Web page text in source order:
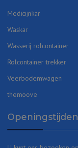
Medicijnkar
Waskar
Wasserij rolcontainer
Rolcontainer trekker
Veerbodemwagen
themoove
Openingstijden